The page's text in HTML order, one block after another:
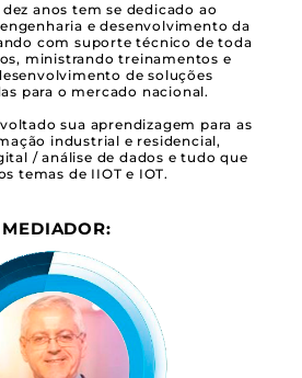
anos tem se dedicado ao
e desenvolvimento da
com suporte técnico de toda
ministrando treinamentos e
de soluções
para o mercado nacional.
sua aprendizagem para as
industrial e residencial,
/ análise de dados e tudo que
temas de IIOT e IOT.
MEDIADOR: